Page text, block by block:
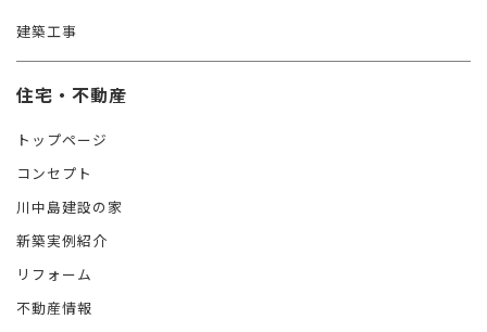
建築工事
住宅・不動産
トップページ
コンセプト
川中島建設の家
新築実例紹介
リフォーム
不動産情報